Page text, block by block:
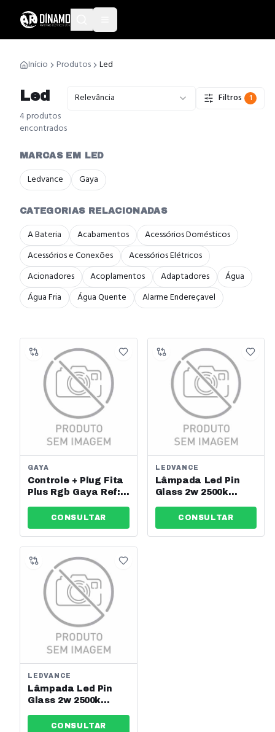
Início Produtos Led
Led
4produtos
encontrados
Relevância Filtros 1
MARCAS EM LED
Ledvance Gaya
CATEGORIAS RELACIONADAS
A Bateria Acabamentos
Acessórios Domésticos
Acessórios e Conexões
Acessórios Elétricos
Acionadores
Acoplamentos Adaptadores
Água
Água Fria
Água Quente Alarme Endereçavel
GAYA
Controle + Plug Fita
Plus Rgb Gaya Ref:
CONSULTAR
LEDVANCE
Lâmpada Led Pin
Glass 2w 2500k
Osram Ref: 7015280
CONSULTAR
LEDVANCE
Lâmpada Led Pin
Glass 2w 2500k
Osram Ref: 7015239
CONSULTAR